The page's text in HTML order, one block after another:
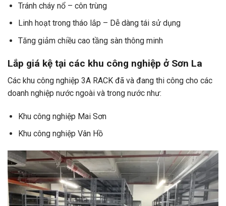
Tránh cháy nổ – côn trùng
Linh hoạt trong tháo lắp – Dễ dàng tái sử dụng
Tăng giảm chiều cao tầng sàn thông minh
Lắp giá kệ tại các khu công nghiệp ở Sơn La
Các khu công nghiệp 3A RACK đã và đang thi công cho các
doanh nghiệp nước ngoài và trong nước như:
Khu công nghiệp Mai Sơn
Khu công nghiệp Vân Hồ